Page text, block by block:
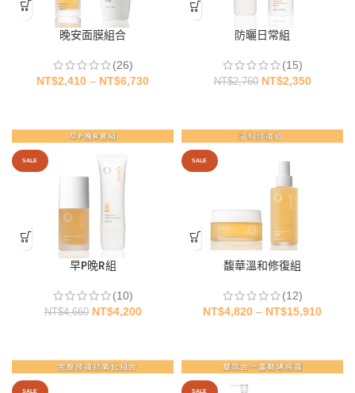
晚安面膜組合
(26)
NT$2,410 – NT$6,730
SALE
防曬日常組
(15)
NT$2,760 NT$2,350
早P晚R組
(10)
NT$4,660 NT$4,200
馥華溫和修復組
(12)
NT$4,820 – NT$15,910